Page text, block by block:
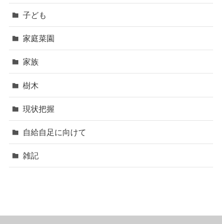
子ども
家庭菜園
家族
樹木
現状把握
自給自足に向けて
雑記